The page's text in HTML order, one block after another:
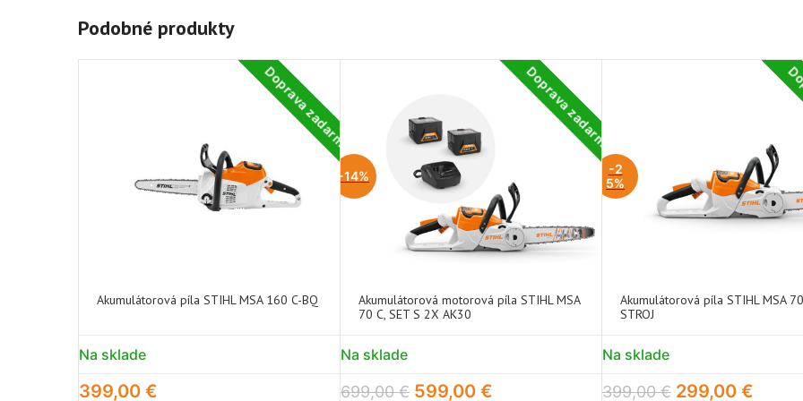
Podobné produkty
Doprava zadarmo
Akumulátorová píla STIHL MSA 160 C-BQ
Na sklade
399,00 €
Doprava zadarmo
-14%
Akumulátorová motorová píla STIHL MSA
70 C, SET S 2X AK30
Na sklade
699,00€ 599,00 €
-2
5%
Akumulátorová píla STIHL MSA
STROJ
Na sklade
399,00€ 299,00 €